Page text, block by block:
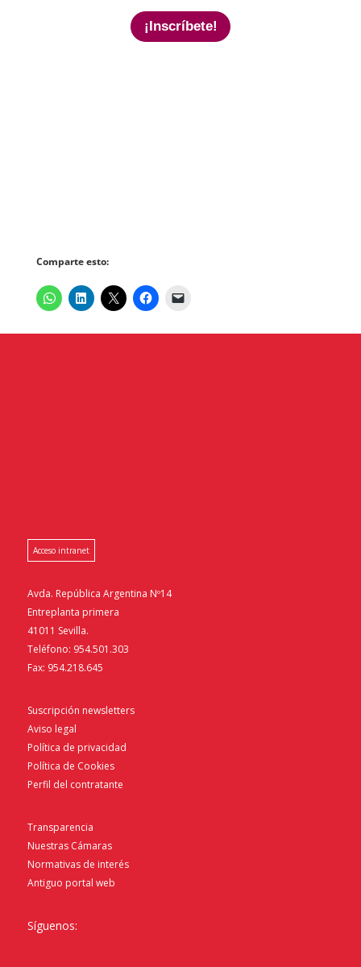
¡Inscríbete!
Comparte esto:
Acceso intranet
Avda. República Argentina Nº14
Entreplanta primera
41011 Sevilla.
Teléfono: 954.501.303
Fax: 954.218.645
Suscripción newsletters
Aviso legal
Política de privacidad
Política de Cookies
Perfil del contratante
Transparencia
Nuestras Cámaras
Normativas de interés
Antiguo portal web
Síguenos: